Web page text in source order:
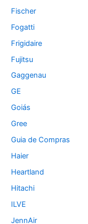
Fischer
Fogatti
Frigidaire
Fujitsu
Gaggenau
GE
Goiás
Gree
Guia de Compras
Haier
Heartland
Hitachi
ILVE
JennAir